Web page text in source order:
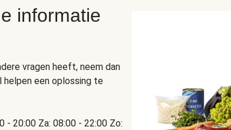
informatie
vragen heeft, neem dan
een oplossing te
- 20:00 Za: 08:00 - 22:00 Zo: